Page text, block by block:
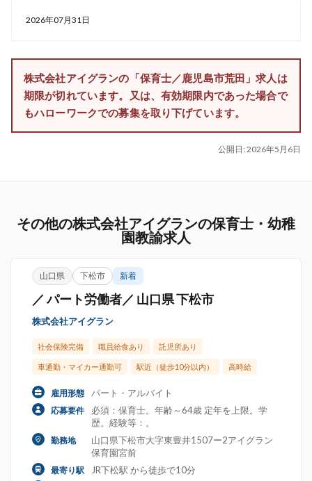
2026年07月31日
株式会社アイグランの「保育士／鹿児島市荒田」求人は
期限が切れています。又は、有効期限内であった場合で
もハローワークでの募集を取り下げています。
公開日: 2026年5月6日
その他の株式会社アイグランの保育士・幼稚
園教諭求人
山口県 下松市 新着
／ パート労働者／ 山口県 下松市
株式会社アイグラン
社会保険完備 職員給食あり 託児所あり
車通勤・マイカー通勤可 駅近（徒歩10分以内） 高時給
雇用形態 パート・アルバイト
応募要件
必須：保育士。年齢～64歳 定年を上限。学
歴。経験等：。
勤務地
山口県下松市大字東豊井1507ー2アイグラン
保育園宮前
最寄り駅 JR下松駅 から徒歩で10分